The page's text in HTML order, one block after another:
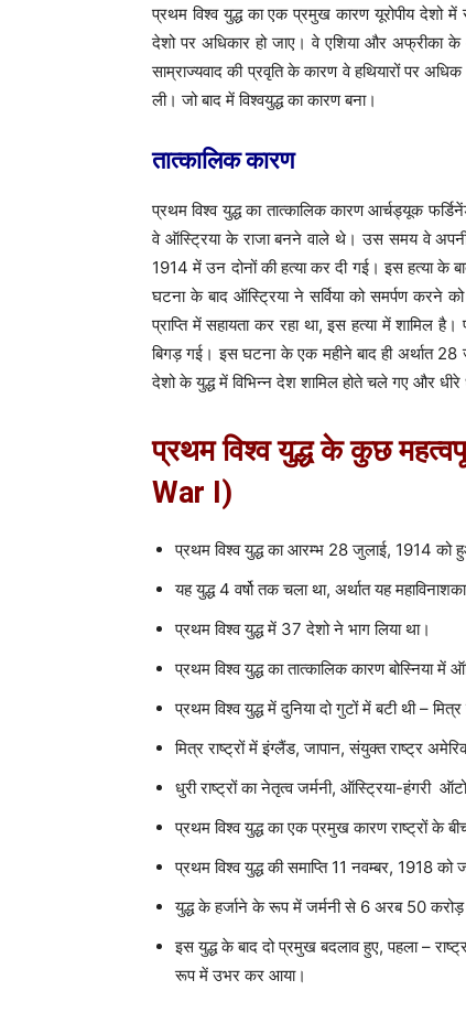
प्रथम विश्व युद्ध का एक प्रमुख कारण यूरोपीय देशो
देशो पर अधिकार हो जाए। वे एशिया और
साम्राज्यवाद की प्रवृति के कारण वे हथियारों पर
ली। जो बाद में विश्वयुद्ध का कारण बना।
तात्कालिक कारण
प्रथम विश्व युद्ध का तात्कालिक कारण आर्चड्यूक
वे ऑस्ट्रिया के राजा बनने वाले थे। उस समय वे
1914 में उन दोनों की हत्या कर दी गई। इस हत्या के
घटना के बाद ऑस्ट्रिया ने सर्विया को समर्पण करने
प्राप्ति में सहायता कर रहा था, इस हत्या में शामिल
बिगड़ गई। इस घटना के एक महीने बाद ही अर्थात
देशो के युद्ध में विभिन्न देश शामिल होते चले गए और धीरे
प्रथम विश्व युद्ध के कुछ
War I)
प्रथम विश्व युद्ध का आरम्भ 28 जुलाई, 1914 को
यह युद्ध 4 वर्षो तक चला था, अर्थात यह
प्रथम विश्व युद्ध में 37 देशो ने भाग लिया था।
प्रथम विश्व युद्ध का तात्कालिक कारण बोस्निया में
प्रथम विश्व युद्ध में दुनिया दो गुटों में बटी थी –
मित्र राष्ट्रों में इंग्लैंड, जापान, संयुक्त राष्ट्र
धुरी राष्ट्रों का नेतृत्व जर्मनी, ऑस्ट्रिया-हंगरी
प्रथम विश्व युद्ध का एक प्रमुख कारण राष्ट्रों के
प्रथम विश्व युद्ध की समाप्ति 11 नवम्बर, 1918
युद्ध के हर्जाने के रूप में जर्मनी से 6 अरब 50 करोड़
इस युद्ध के बाद दो प्रमुख बदलाव हुए, पहला –
रूप में उभर कर आया।